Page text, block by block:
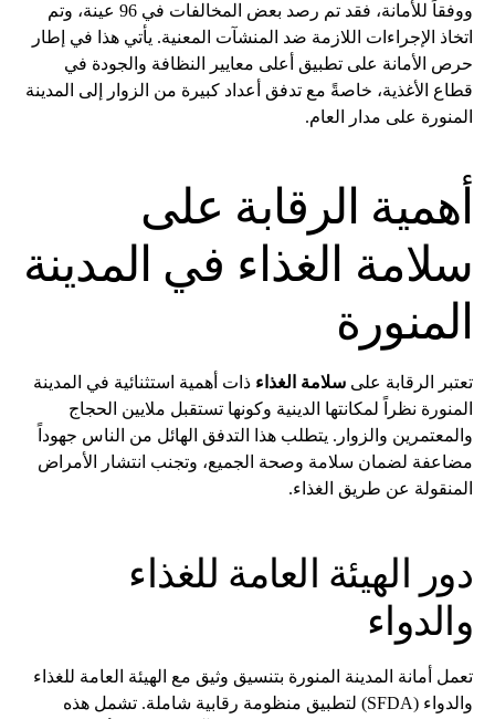
ووفقاً للأمانة، فقد تم رصد بعض المخالفات في 96 عينة، وتم
اتخاذ الإجراءات اللازمة ضد المنشآت المعنية. يأتي هذا في إطار
حرص الأمانة على تطبيق أعلى معايير النظافة والجودة في
قطاع الأغذية، خاصةً مع تدفق أعداد كبيرة من الزوار إلى المدينة
المنورة على مدار العام.
أهمية الرقابة على
سلامة الغذاء في المدينة
المنورة
تعتبر الرقابة على سلامة الغذاء ذات أهمية استثنائية في المدينة
المنورة نظراً لمكانتها الدينية وكونها تستقبل ملايين الحجاج
والمعتمرين والزوار. يتطلب هذا التدفق الهائل من الناس جهوداً
مضاعفة لضمان سلامة وصحة الجميع، وتجنب انتشار الأمراض
المنقولة عن طريق الغذاء.
دور الهيئة العامة للغذاء
والدواء
تعمل أمانة المدينة المنورة بتنسيق وثيق مع الهيئة العامة للغذاء
والدواء (SFDA) لتطبيق منظومة رقابية شاملة. تشمل هذه